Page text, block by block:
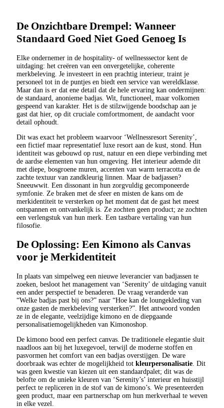
De Onzichtbare Drempel: Wanneer
Standaard Goed Niet Goed Genoeg Is
Elke ondernemer in de hospitality- of wellnesssector kent de
uitdaging: het creëren van een onvergetelijke, coherente
merkbeleving. Je investeert in een prachtig interieur, traint je
personeel tot in de puntjes en biedt een service van wereldklasse.
Maar dan is er dat ene detail dat de hele ervaring kan ondermijnen:
de standaard, anonieme badjas. Wit, functioneel, maar volkomen
gespeend van karakter. Het is de stilzwijgende boodschap aan je
gast dat hier, op dit cruciale comfortmoment, de aandacht voor
detail ophoudt.
Dit was exact het probleem waarvoor ‘Wellnessresort Serenity’,
een fictief maar representatief luxe resort aan de kust, stond. Hun
identiteit was gebouwd op rust, natuur en een diepe verbinding met
de aardse elementen van hun omgeving. Het interieur ademde dit
met diepe, bosgroene muren, accenten van warm terracotta en de
zachte textuur van zandkleurig linnen. Maar de badjassen?
Sneeuwwit. Een dissonant in hun zorgvuldig gecomponeerde
symfonie. Ze braken met de sfeer en misten de kans om de
merkidentiteit te versterken op het moment dat de gast het meest
ontspannen en ontvankelijk is. Ze zochten geen product; ze zochten
een verlengstuk van hun merk. Een tastbare vertaling van hun
filosofie.
De Oplossing: Een Kimono als Canvas
voor je Merkidentiteit
In plaats van simpelweg een nieuwe leverancier van badjassen te
zoeken, besloot het management van ‘Serenity’ de uitdaging vanuit
een ander perspectief te benaderen. De vraag veranderde van
“Welke badjas past bij ons?” naar “Hoe kan de loungekleding van
onze gasten de merkbeleving versterken?”. Het antwoord vonden
ze in de elegante, veelzijdige kimono en de diepgaande
personalisatiemogelijkheden van Kimonoshop.
De kimono bood een perfect canvas. De traditionele elegantie sluit
naadloos aan bij het luxegevoel, terwijl de moderne stoffen en
pasvormen het comfort van een badjas overstijgen. De ware
doorbraak was echter de mogelijkheid tot kleurpersonalisatie . Dit
was geen kwestie van kiezen uit een standaardpalet; dit was de
belofte om de unieke kleuren van ‘Serenity’s’ interieur en huisstijl
perfect te repliceren in de stof van de kimono’s. We presenteerden
geen product, maar een partnerschap om hun merkverhaal te weven
in elke vezel.